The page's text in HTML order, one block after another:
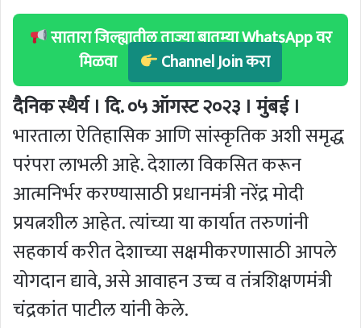
सातारा जिल्ह्यातील ताज्या बातम्या WhatsApp वर
मिळवा
Channel Join करा
दैनिक स्थैर्य । दि. ०५ ऑगस्ट २०२३ । मुंबई ।
भारताला ऐतिहासिक आणि सांस्कृतिक अशी समृद्ध
परंपरा लाभली आहे. देशाला विकसित करून
आत्मनिर्भर करण्यासाठी प्रधानमंत्री नरेंद्र मोदी
प्रयत्नशील आहेत. त्यांच्या या कार्यात तरुणांनी
सहकार्य करीत देशाच्या सक्षमीकरणासाठी आपले
योगदान द्यावे, असे आवाहन उच्च व तंत्रशिक्षणमंत्री
चंद्रकांत पाटील यांनी केले.